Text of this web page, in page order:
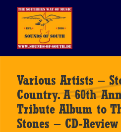
Various Artists –
Country. A 60th
Tribute Album to
Stones – CD-Review